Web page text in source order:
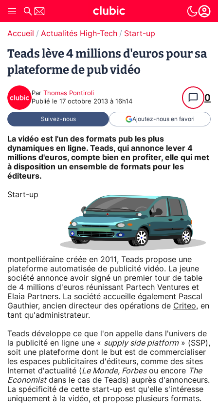
Accueil Actualités High-Tech Start-up
Teads lève 4 millions d'euros pour sa
plateforme de pub vidéo
Par Thomas Pontiroli
Publié le 17 octobre 2013 à 16h14 0
Suivez-nous Ajoutez-nous en favori
La vidéo est l'un des formats pub les plus
dynamiques en ligne. Teads, qui annonce lever 4
millions d'euros, compte bien en profiter, elle qui met
à disposition un ensemble de formats pour les
éditeurs.
Start-up
montpelliéraine créée en 2011, Teads propose une
plateforme automatisée de publicité vidéo. La jeune
société annonce avoir signé un premier tour de table
de 4 millions d'euros réunissant Partech Ventures et
Elaia Partners. La société accueille également Pascal
Gauthier, ancien directeur des opérations de Criteo, en
tant qu'administrateur.
Teads développe ce que l'on appelle dans l'univers de
la publicité en ligne une « supply side platform» (SSP),
soit une plateforme dont le but est de commercialiser
les espaces publicitaires d'éditeurs, comme des sites
Internet d'actualité (Le Monde, Forbesou encore The
Economistdans le cas de Teads) auprès d'annonceurs.
La spécificité de cette start-up est qu'elle s'intéresse
uniquement à la vidéo, et propose plusieurs formats.